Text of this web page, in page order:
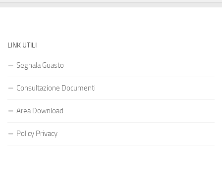
LINK UTILI
Segnala Guasto
Consultazione Documenti
Area Download
Policy Privacy